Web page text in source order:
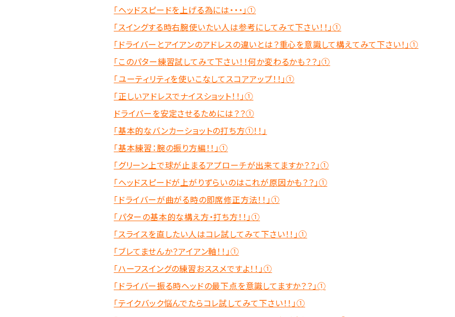
「ヘッドスピードを上げる為には・・・」①
「スイングする時右腕使いたい人は参考にしてみて下さい！！」①
「ドライバーとアイアンのアドレスの違いとは？重心を意識して構えてみて下さい！」①
「このパター練習試してみて下さい！！何か変わるかも？？」①
「ユーティリティを使いこなしてスコアアップ！！」①
「正しいアドレスでナイスショット！！」①
ドライバーを安定させるためには？？①
「基本的なバンカーショットの打ち方①！！」
「基本練習：腕の振り方編！！」①
「グリーン上で球が止まるアプローチが出来てますか？？」①
「ヘッドスピードが上がりずらいのはこれが原因かも？？」①
「ドライバーが曲がる時の即席修正方法！！」①
「パターの基本的な構え方・打ち方！！」①
「スライスを直したい人はコレ試してみて下さい！！」①
「ブレてませんか？アイアン軸！！」①
「ハーフスイングの練習おススメですよ！！」①
「ドライバー振る時ヘッドの最下点を意識してますか？？」➀
「テイクバック悩んでたらコレ試してみて下さい！！」①